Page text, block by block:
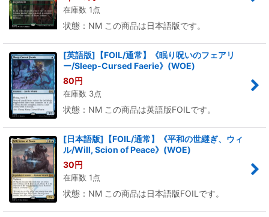
在庫数 1点
状態：NM この商品は日本語版です。
[英語版]【FOIL/通常】《眠り呪いのフェアリ
ー/Sleep-Cursed Faerie》(WOE)
80円
在庫数 3点
状態：NM この商品は英語版FOILです。
[日本語版]【FOIL/通常】《平和の世継ぎ、ウィ
ル/Will, Scion of Peace》(WOE)
30円
在庫数 1点
状態：NM この商品は日本語版FOILです。